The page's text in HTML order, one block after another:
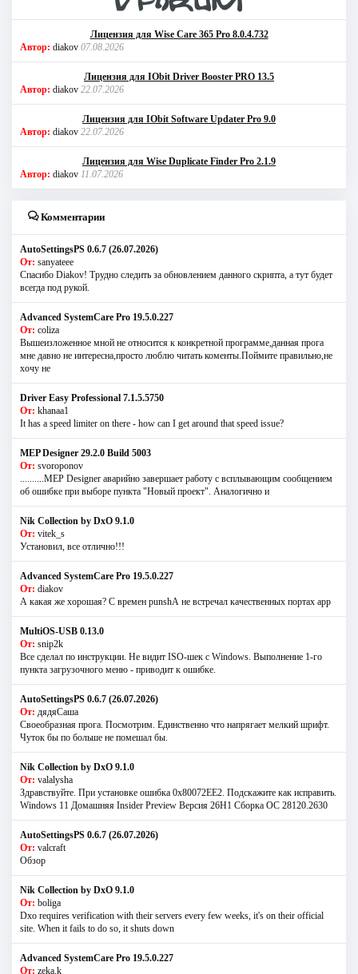
Лицензия для Wise Care 365 Pro 8.0.4.732
Автор: diakov 07.08.2026
Лицензия для IObit Driver Booster PRO 13.5
Автор: diakov 22.07.2026
Лицензия для IObit Software Updater Pro 9.0
Автор: diakov 22.07.2026
Лицензия для Wise Duplicate Finder Pro 2.1.9
Автор: diakov 11.07.2026
Комментарии
AutoSettingsPS 0.6.7 (26.07.2026)
От: sanyateee
Спасибо Diakov! Трудно следить за обновлением данного скрипта, а тут будет
всегда под рукой.
Advanced SystemCare Pro 19.5.0.227
От: coliza
Вышеизложенное мной не относится к конкретной программе,данная прога
мне давно не интересна,просто люблю читать коменты.Поймите правильно,не
хочу не
Driver Easy Professional 7.1.5.5750
От: khanaa1
It has a speed limiter on there - how can I get around that speed issue?
MEP Designer 29.2.0 Build 5003
От: svoroponov
..........MEP Designer аварийно завершает работу с всплывающим сообщением
об ошибке при выборе пункта "Новый проект". Аналогично и
Nik Collection by DxO 9.1.0
От: vitek_s
Установил, все отлично!!!
Advanced SystemCare Pro 19.5.0.227
От: diakov
А какая же хорошая? С времен punshА не встречал качественных портах app
MultiOS-USB 0.13.0
От: snip2k
Все сделал по инструкции. Не видит ISO-шек с Windows. Выполнение 1-го
пункта загрузочного меню - приводит к ошибке.
AutoSettingsPS 0.6.7 (26.07.2026)
От: дядяСаша
Своеобразная прога. Посмотрим. Единственно что напрягает мелкий шрифт.
Чуток бы по больше не помешал бы.
Nik Collection by DxO 9.1.0
От: valalysha
Здравствуйте. При установке ошибка 0х80072EE2. Подскажите как исправить.
Windows 11 Домашняя Insider Preview Версия 26H1 Сборка ОС 28120.2630
AutoSettingsPS 0.6.7 (26.07.2026)
От: valcraft
Обзор
Nik Collection by DxO 9.1.0
От: boliga
Dxo requires verification with their servers every few weeks, it's on their official
site. When it fails to do so, it shuts down
Advanced SystemCare Pro 19.5.0.227
От: zeka.k